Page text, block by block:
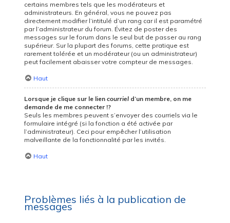
certains membres tels que les modérateurs et
administrateurs. En général, vous ne pouvez pas
directement modifier l’intitulé d’un rang car il est paramétré
par l’administrateur du forum. Évitez de poster des
messages sur le forum dans le seul but de passer au rang
supérieur. Sur la plupart des forums, cette pratique est
rarement tolérée et un modérateur (ou un administrateur)
peut facilement abaisser votre compteur de messages.
Haut
Lorsque je clique sur le liencourriel d’un membre, on me
demande de me connecter !?
Seuls les membres peuvent s’envoyer des courriels via le
formulaire intégré (si la fonction a été activée par
l’administrateur). Ceci pour empêcher l’utilisation
malveillante de la fonctionnalité par les invités.
Haut
Problèmes liés à la publication de
messages